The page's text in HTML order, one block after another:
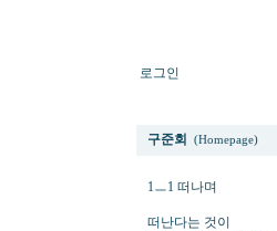
로그인
구준회 (Homepage)
1ㅡ1 떠나며
떠난다는 것이